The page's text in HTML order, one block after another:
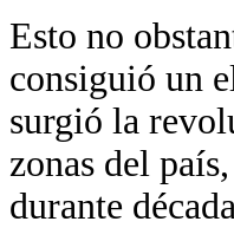
Esto no
consiguió un
surgió la
zonas del
durante